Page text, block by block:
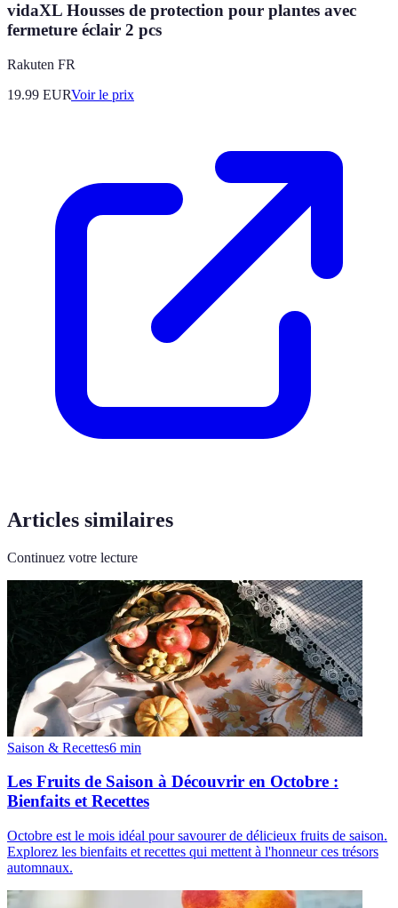
vidaXL Housses de protection pour plantes avec
fermeture éclair 2 pcs
Rakuten FR
19.99 EURVoir le prix
Articles similaires
Continuez votre lecture
Saison & Recettes6 min
Les Fruits de Saison à Découvrir en Octobre :
Bienfaits et Recettes
Octobre est le mois idéal pour savourer de délicieux fruits de saison.
Explorez les bienfaits et recettes qui mettent à l'honneur ces trésors
automnaux.